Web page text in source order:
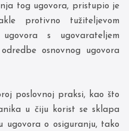
tog ugovora, pristupio je
protivno tužiteljevom
s ugovarateljem
osnovnog ugovora
poslovnoj praksi, kao što
u čiju korist se sklapa
ugovora o osiguranju, tako